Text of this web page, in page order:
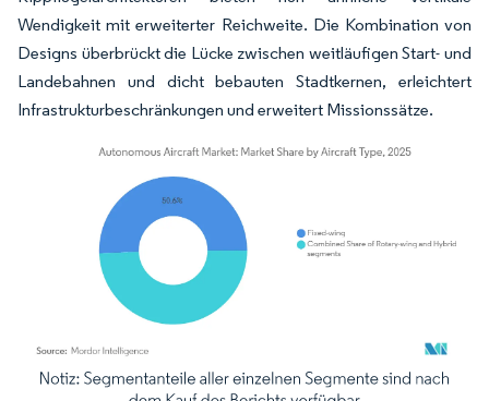
Wendigkeit mit erweiterter Reichweite. Die Kombination von
Designs überbrückt die Lücke zwischen weitläufigen Start- und
Landebahnen und dicht bebauten Stadtkernen, erleichtert
Infrastrukturbeschränkungen und erweitert Missionssätze.
Bild © Mordor Intelligence. Wiederverwendung erfordert Namensnennung